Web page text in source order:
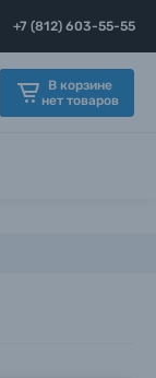
+7 (812) 603-55-55
В корзине
нет товаров